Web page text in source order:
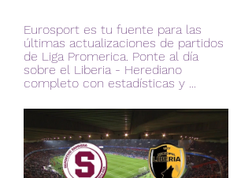
Eurosport es tu fuente para las
últimas actualizaciones de partidos
de Liga Promerica. Ponte al día
sobre el Liberia - Herediano
completo con estadísticas y ...